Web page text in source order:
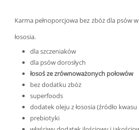
Karma pełnoporcjowa bez zbóż dla psów
łososia.
dla szczeniaków
dla psów dorosłych
łosoś ze zrównoważonych połowów
bez dodatku zbóż
superfoods
dodatek oleju z łososia (źródło kwasu
prebiotyki